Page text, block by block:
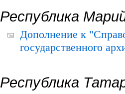
Республика
Дополнение к
государственного
Республика